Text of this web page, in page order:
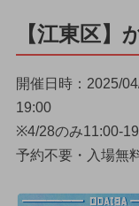
【江東区】
開催日時：2025/
19:00
※4/28のみ11:00-
予約不要・入場無